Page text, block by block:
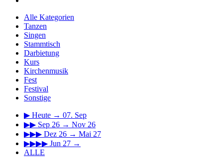
Alle Kategorien
Tanzen
Singen
Stammtisch
Darbietung
Kurs
Kirchenmusik
Fest
Festival
Sonstige
▶ Heute → 07. Sep
▶▶ Sep 26 → Nov 26
▶▶▶ Dez 26 → Mai 27
▶▶▶▶ Jun 27 →
ALLE